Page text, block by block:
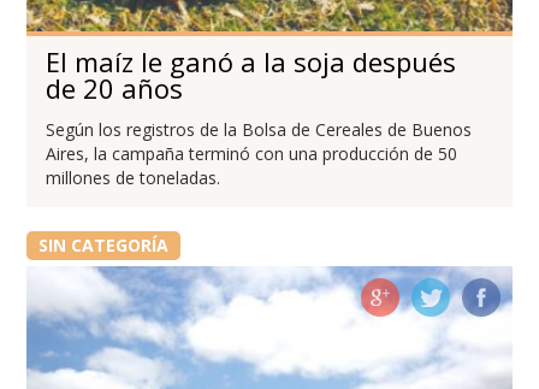
El maíz le ganó a la soja después
de 20 años
Según los registros de la Bolsa de Cereales de Buenos
Aires, la campaña terminó con una producción de 50
millones de toneladas.
SIN CATEGORÍA